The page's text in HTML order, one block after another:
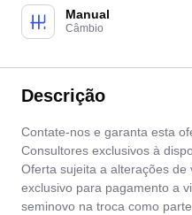
Manual
Câmbio
Descrição
Contate-nos e garanta esta
Consultores exclusivos à
Oferta sujeita a alterações
exclusivo para pagamento a
seminovo na troca como